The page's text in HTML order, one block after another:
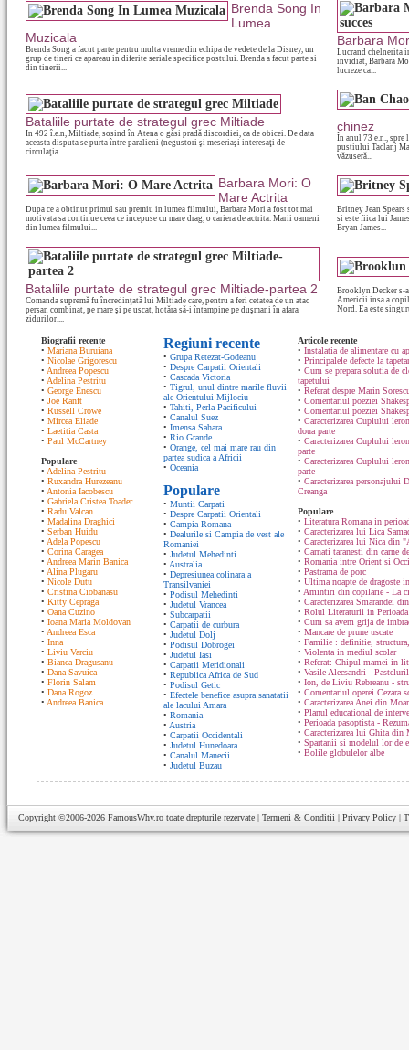
Brenda Song In
Lumea
Muzicala
Brenda Song a facut parte pentru multa vreme din echipa de vedete de la Disney, un
grup de tineri ce apareau in diferite seriale specifice postului. Brenda a facut parte si
din tinerii...
Barbara
Lucrand chelnerita
invidiat, Barbara
lucreze ca...
Bataliile purtate de strategul grec Miltiade
In 492 î.e.n, Miltiade, sosind în Atena o găsi pradă discordiei, ca de obicei. De data
aceasta disputa se purta între paralieni (negustori şi meseriaşi interesaţi de
circulaţia...
chinez
În anul 73 e.n., spre
pustiului Taclanj
văzuseră...
Barbara Mori: O
Mare Actrita
Dupa ce a obtinut primul sau premiu in lumea filmului, Barbara Mori a fost tot mai
motivata sa continue ceea ce incepuse cu mare drag, o cariera de actrita. Marii oameni
din lumea filmului...
Britney Jean
si este fiica lui
Bryan James...
Bataliile purtate de strategul grec Miltiade-partea 2
Comanda supremă fu încredinţată lui Miltiade care, pentru a feri cetatea de un atac
persan combinat, pe mare şi pe uscat, hotăra să-i întampine pe duşmani în afara
zidurilor....
Brooklyn Decker s-
Americii insa a
Nord. Ea este
Biografii recente
• Mariana Buruiana
• Nicolae Grigorescu
• Andreea Popescu
• Adelina Pestritu
• George Enescu
• Joe Ranft
• Russell Crowe
• Mircea Eliade
• Laetitia Casta
• Paul McCartney
Populare
• Adelina Pestritu
• Ruxandra Hurezeanu
• Antonia Iacobescu
• Gabriela Cristea Toader
• Radu Valcan
• Madalina Draghici
• Serban Huidu
• Adela Popescu
• Corina Caragea
• Andreea Marin Banica
• Alina Plugaru
• Nicole Dutu
• Cristina Ciobanasu
• Kitty Cepraga
• Oana Cuzino
• Ioana Maria Moldovan
• Andreea Esca
• Inna
• Liviu Varciu
• Bianca Dragusanu
• Dana Savuica
• Florin Salam
• Dana Rogoz
• Andreea Banica
Regiuni recente
• Grupa Retezat-Godeanu
• Despre Carpatii Orientali
• Cascada Victoria
• Tigrul, unul dintre marile fluvii
ale Orientului Mijlociu
• Tahiti, Perla Pacificului
• Canalul Suez
• Imensa Sahara
• Rio Grande
• Orange, cel mai mare rau din
partea sudica a Africii
• Oceania
Populare
• Muntii Carpati
• Despre Carpatii Orientali
• Campia Romana
• Dealurile si Campia de vest ale
Romaniei
• Judetul Mehedinti
• Australia
• Depresiunea colinara a
Transilvaniei
• Podisul Mehedinti
• Judetul Vrancea
• Subcarpatii
• Carpatii de curbura
• Judetul Dolj
• Podisul Dobrogei
• Judetul Iasi
• Carpatii Meridionali
• Republica Africa de Sud
• Podisul Getic
• Efectele benefice asupra sanatatii
ale lacului Amara
• Romania
• Austria
• Carpatii Occidentali
• Judetul Hunedoara
• Canalul Manecii
• Judetul Buzau
Articole recente
• Instalatia de alimentare cu
• Principalele defecte la
• Cum se prepara solutia de
tapetului
• Referat despre Marin
• Comentariul poeziei
• Comentariul poeziei
• Caracterizarea Cuplului
doua parte
• Caracterizarea Cuplului
parte
• Caracterizarea Cuplului
parte
• Caracterizarea personajului
Creanga
Populare
• Literatura Romana in
• Caracterizarea lui Lica
• Caracterizarea lui Nica din
• Carnati taranesti din carne
• Romania intre Orient si
• Pastrama de porc
• Ultima noapte de dragoste
• Amintiri din copilarie - La
• Caracterizarea Smarandei
• Rolul Literaturii in Perioada
• Cum sa avem grija de
• Mancare de prune uscate
• Familie : definitie,
• Violenta in mediul scolar
• Referat: Chipul mamei in
• Vasile Alecsandri -
• Ion, de Liviu Rebreanu -
• Comentariul operei Cezara
• Caracterizarea Anei din
• Planul educational de
• Perioada pasoptista -
• Caracterizarea lui Ghita din
• Spartanii si modelul lor de
• Bolile globulelor albe
Copyright ©2006-2026 FamousWhy.ro toate drepturile rezervate | Termeni & Conditii | Privacy Policy |